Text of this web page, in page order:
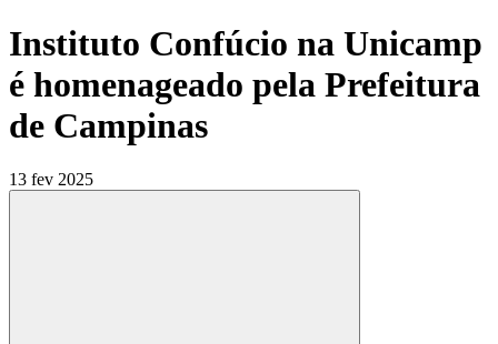
Instituto Confúcio na Unicamp
é homenageado pela Prefeitura
de Campinas
13 fev 2025